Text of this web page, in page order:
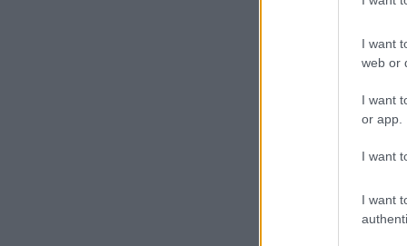
I want
web or
I want
or app.
I want
I want
Εκάλης - Ομάδα
Εργαστήριο
Κοσμήματος
Συμμετοχή σε
ομάδας «Πουλιών